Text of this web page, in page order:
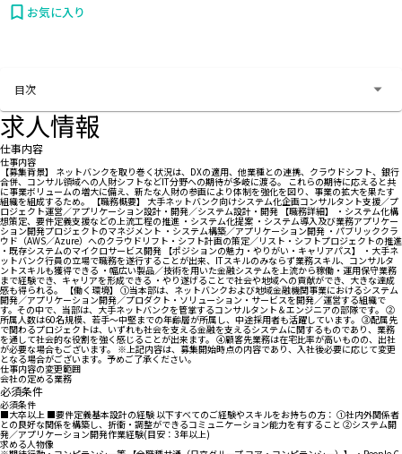
お気に入り
目次
求人情報
仕事内容
仕事内容
【募集背景】 ネットバンクを取り巻く状況は、DXの適用、他業種との連携、クラウドシフト、銀行
合併、コンサル領域への人財シフトなどIT分野への期待が多岐に渡る。 これらの期待に応えると共
に事業ボリュームの増大に備え、新たな人財の参画により体制を強化を図り、事業の拡大を果たす
組織を組成するため。 【職務概要】 大手ネットバンク向けシステム化企画コンサルタント支援／プ
ロジェクト運営／アプリケーション設計・開発／システム設計・開発 【職務詳細】 ・システム化構
想策定、要件定義支援などの上流工程の推進 ・システム化提案 ・システム導入及び業務アプリケー
ション開発プロジェクトのマネジメント ・システム構築／アプリケーション開発 ・パブリッククラ
ウド（AWS／Azure）へのクラウドリフト・シフト計画の策定／リスト・シフトプロジェクトの推進
・既存システムのマイクロサービス開発 【ポジションの魅力・やりがい・キャリアパス】 ・大手ネ
ットバンク行員の立場で職務を遂行することが出来、ITスキルのみならず業務スキル、コンサルタ
ントスキルも獲得できる ・幅広い製品／技術を用いた金融システムを上流から稼働・運用保守業務
まで経験でき、キャリアを形成できる ・やり遂げることで社会や地域への貢献ができ、大きな達成
感も得られる。 【働く環境】 ①当本部は、ネットバンクおよび地域金融機関事業におけるシステム
開発／アプリケーション開発／プロダクト・ソリューション・サービスを開発／運営する組織で
す。その中で、当部は、大手ネットバンクを管掌するコンサルタント＆エンジニアの部隊です。 ②
所属人数は60名規模、若手～中堅までの年齢層が所属し、中途採用者も活躍しています。 ③配属先
で関わるプロジェクトは、いずれも社会を支える金融を支えるシステムに関するものであり、業務
を通して社会的な役割を強く感じることが出来ます。 ④顧客先業務は在宅比率が高いものの、出社
が必要な場合もございます。 ※上記内容は、募集開始時点の内容であり、入社後必要に応じて変更
となる場合がございます。予めご了承ください。
仕事内容の変更範囲
会社の定める業務
必須条件
必須条件
■大卒以上 ■要件定義基本設計の経験 以下すべてのご経験やスキルをお持ちの方： ①社内外関係者
との良好な関係を構築し、折衝・調整ができるコミュニケーション能力を有すること ②システム開
発／アプリケーション開発作業経験(目安：3年以上)
求める人物像